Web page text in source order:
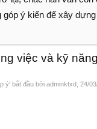
ý kiến để xây
việc và kỹ
ý' bắt đầu bởi adminktxd 24/